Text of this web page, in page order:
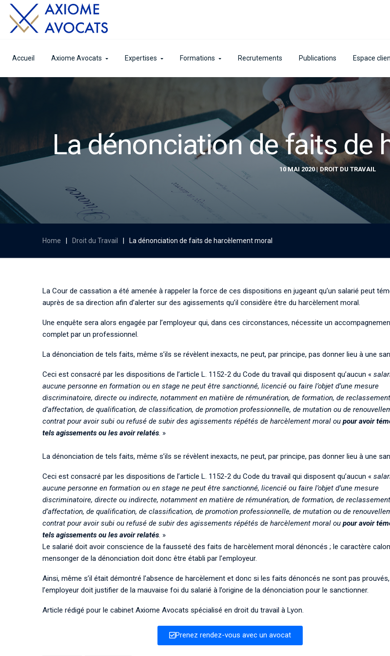
Accueil Axiome Avocats Expertises Formations Recrutements Publications Espace
La dénonciation de faits de
10 MAI 2020 DROIT DU TRAVAIL
Home Droit du Travail La dénonciation de faits de harcèlement moral
La Cour de cassation a été amenée à rappeler la force de ces dispositions en jugeant qu’un salarié peut
auprès de sa direction afin d’alerter sur des agissements qu’il considère être du harcèlement moral.
Une enquête sera alors engagée par l’employeur qui, dans ces circonstances, nécessite un
complet par un professionnel.
La dénonciation de tels faits, même s’ils se révèlent inexacts, ne peut, par principe, pas donner lieu à une
Ceci est consacré par les dispositions de l’article L. 1152-2 du Code du travail qui disposent qu’aucun «
aucune personne en formation ou en stage ne peut être sanctionné, licencié ou faire l’objet d’une mesure
discriminatoire, directe ou indirecte, notamment en matière de rémunération, de formation, de
d’affectation, de qualification, de classification, de promotion professionnelle, de mutation ou de
contrat pour avoir subi ou refusé de subir des agissements répétés de harcèlement moral ou pour avoir
tels agissements ou les avoir relatés. »
La dénonciation de tels faits, même s’ils se révèlent inexacts, ne peut, par principe, pas donner lieu à une
Ceci est consacré par les dispositions de l’article L. 1152-2 du Code du travail qui disposent qu’aucun «
aucune personne en formation ou en stage ne peut être sanctionné, licencié ou faire l’objet d’une mesure
discriminatoire, directe ou indirecte, notamment en matière de rémunération, de formation, de
d’affectation, de qualification, de classification, de promotion professionnelle, de mutation ou de
contrat pour avoir subi ou refusé de subir des agissements répétés de harcèlement moral ou pour avoir
tels agissements ou les avoir relatés. »
Le salarié doit avoir conscience de la fausseté des faits de harcèlement moral dénoncés ; le caractère
mensonger de la dénonciation doit donc être établi par l’employeur.
Ainsi, même s’il était démontré l’absence de harcèlement et donc si les faits dénoncés ne sont pas prouvés,
l’employeur doit justifier de la mauvaise foi du salarié à l’origine de la dénonciation pour le sanctionner.
Article rédigé pour le cabinet Axiome Avocats spécialisé en droit du travail à Lyon.
Prenez rendez-vous avec un avocat